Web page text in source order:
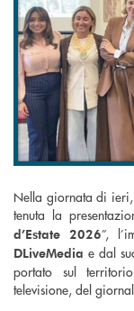
Nella giornata di ieri,
tenuta la
d’Estate 2026”,
DLiveMedia e dal
portato sul
televisione, del